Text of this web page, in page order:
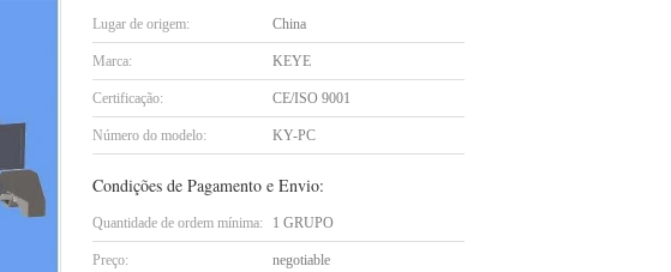
Lugar de origem: China
Marca: KEYE
Certificação: CE/ISO 9001
Número do modelo: KY-PC
Condições de Pagamento e Envio:
Quantidade de ordem mínima: 1 GRUPO
Preço: negotiable